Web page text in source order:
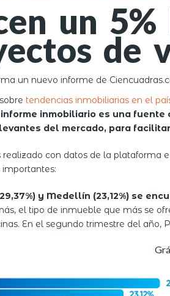
un
de
un nuevo informe de
tendencias inmobiliarias en el
inmobiliario es una
del mercado, para
realizado con datos de la plataforma
y Medellín (23,12%) se
el tipo de inmueble que más se
En el segundo trimestre del año,